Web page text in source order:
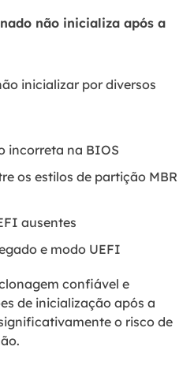
não inicializa após a
inicializar por diversos
incorreta na BIOS
os estilos de partição MBR
ausentes
e modo UEFI
confiável e
de inicialização após a
o risco de